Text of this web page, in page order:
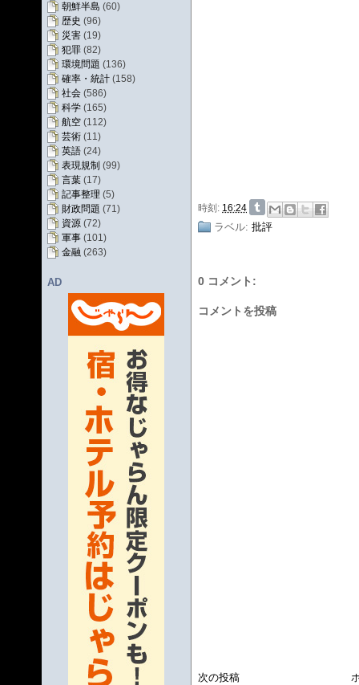
朝鮮半島 (60)
歴史 (96)
災害 (19)
犯罪 (82)
環境問題 (136)
確率・統計 (158)
社会 (586)
科学 (165)
航空 (112)
芸術 (11)
英語 (24)
表現規制 (99)
言葉 (17)
記事整理 (5)
財政問題 (71)
資源 (72)
軍事 (101)
金融 (263)
AD
時刻: 16:24
ラベル: 批評
0 コメント:
コメントを投稿
次の投稿